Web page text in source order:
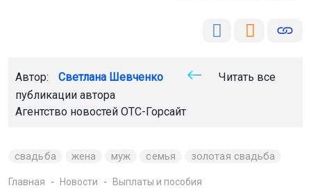
Автор: Светлана Шевченко
Читать все
публикации автора
Агентство новостей ОТС-Горсайт
свадьба жена муж семья золотая свадьба
Главная Новости Выплаты и пособия